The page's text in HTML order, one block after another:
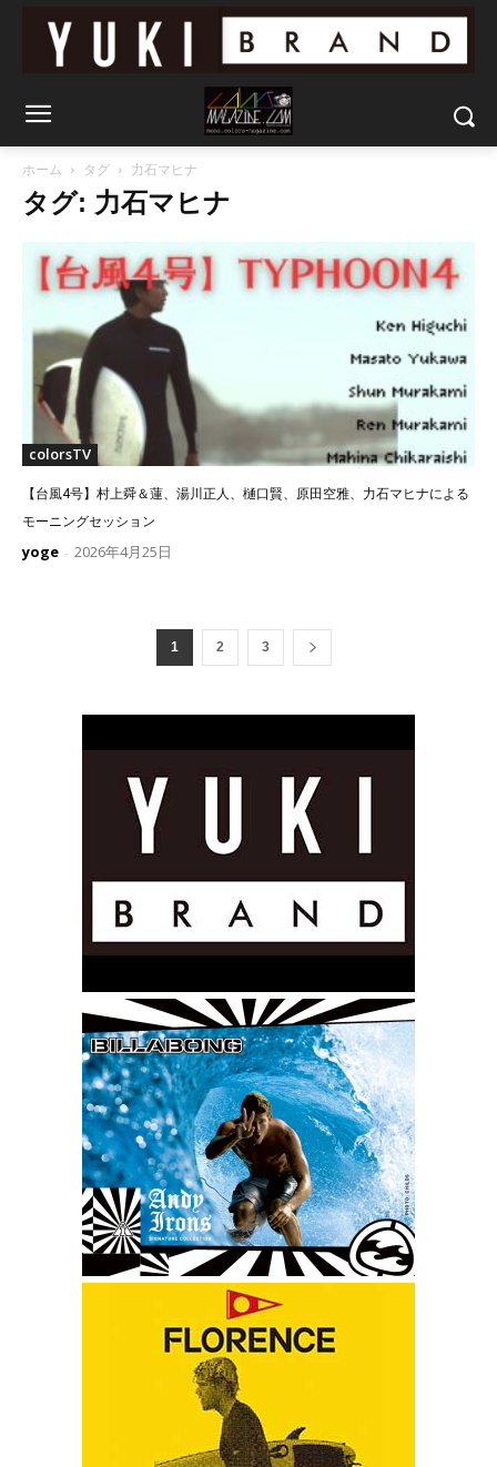
ホーム タグ 力石マヒナ
タグ: 力石マヒナ
colorsTV
【台風4号】村上舜＆蓮、湯川正人、樋口賢、原田空雅、力石マヒナによる
モーニングセッション
yoge - 2026年4月25日
1 2 3